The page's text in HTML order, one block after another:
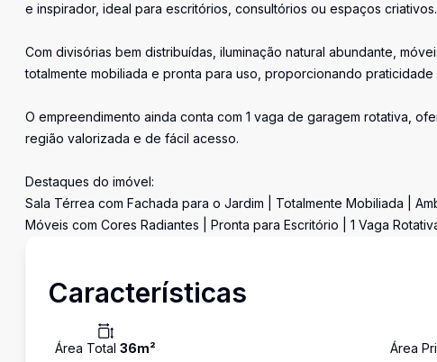
e inspirador, ideal para escritórios, consultórios ou espaços criativos.
Com divisórias bem distribuídas, iluminação natural abundante,
totalmente mobiliada e pronta para uso, proporcionando
O empreendimento ainda conta com 1 vaga de garagem rotativa,
região valorizada e de fácil acesso.
Destaques do imóvel:
Sala Térrea com Fachada para o Jardim | Totalmente Mobiliada |
Móveis com Cores Radiantes | Pronta para Escritório | 1 Vaga
Características
Área Total 36m² Área